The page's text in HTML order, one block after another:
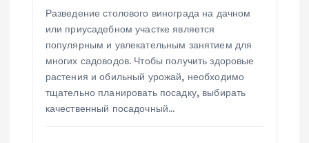
Разведение столового винограда на дачном
или приусадебном участке является
популярным и увлекательным занятием для
многих садоводов. Чтобы получить здоровые
растения и обильный урожай, необходимо
тщательно планировать посадку, выбирать
качественный посадочный…